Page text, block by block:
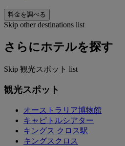
料金を調べる
Skip other destinations list
さらにホテルを探す
Skip 観光スポット list
観光スポット
オーストラリア博物館
キャピトルシアター
キングス クロス駅
キングスクロス